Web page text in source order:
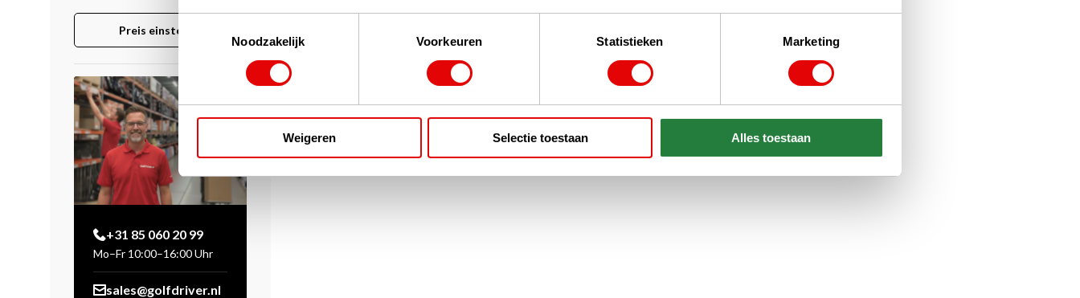
Noodzakelijk
Voorkeuren Statistieken Marketing
Weigeren Selectie toestaan Alles toestaan
Preis einstellen
+31 85 060 20 99
Mo–Fr 10:00–16:00 Uhr
sales@golfdriver.nl